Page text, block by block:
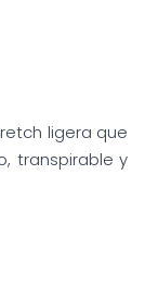
ligera que
transpirable y